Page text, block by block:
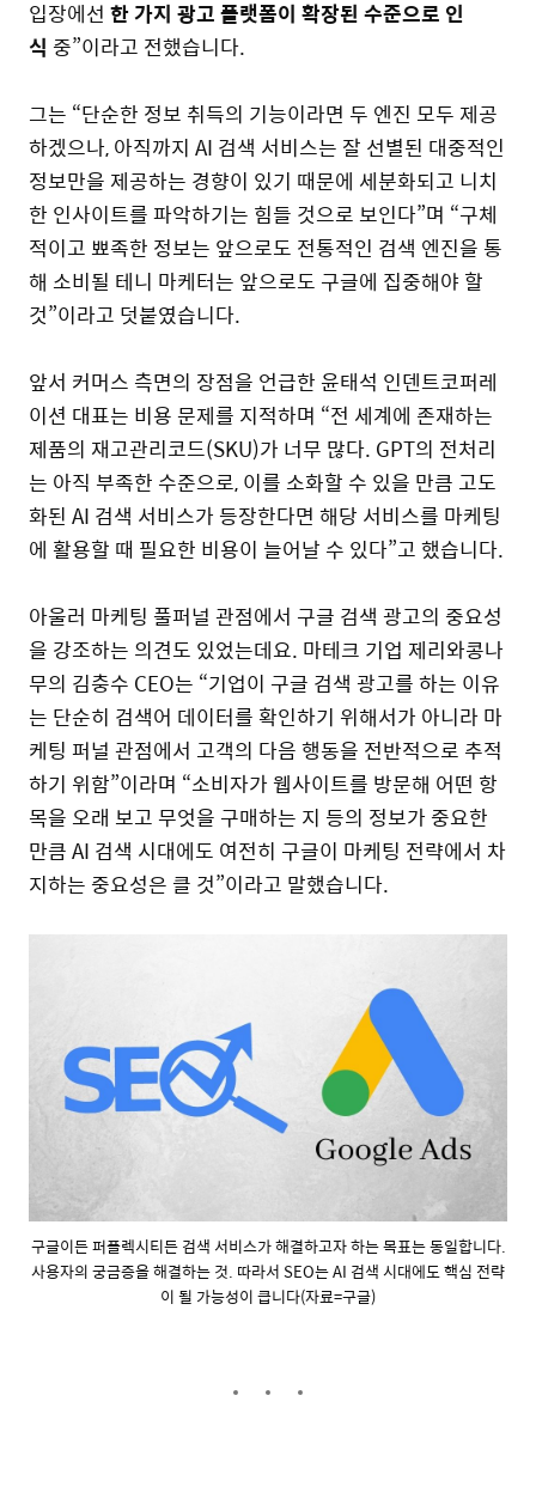
입장에선 한 가지 광고 플랫폼이 확장된 수준으로 인
식 중”이라고 전했습니다.
그는 “단순한 정보 취득의 기능이라면 두 엔진 모두 제공
하겠으나, 아직까지 AI 검색 서비스는 잘 선별된 대중적인
정보만을 제공하는 경향이 있기 때문에 세분화되고 니치
한 인사이트를 파악하기는 힘들 것으로 보인다”며 “구체
적이고 뾰족한 정보는 앞으로도 전통적인 검색 엔진을 통
해 소비될 테니 마케터는 앞으로도 구글에 집중해야 할
것”이라고 덧붙였습니다.
앞서 커머스 측면의 장점을 언급한 윤태석 인덴트코퍼레
이션 대표는 비용 문제를 지적하며 “전 세계에 존재하는
제품의 재고관리코드(SKU)가 너무 많다. GPT의 전처리
는 아직 부족한 수준으로, 이를 소화할 수 있을 만큼 고도
화된 AI 검색 서비스가 등장한다면 해당 서비스를 마케팅
에 활용할 때 필요한 비용이 늘어날 수 있다”고 했습니다.
아울러 마케팅 풀퍼널 관점에서 구글 검색 광고의 중요성
을 강조하는 의견도 있었는데요. 마테크 기업 제리와콩나
무의 김충수 CEO는 “기업이 구글 검색 광고를 하는 이유
는 단순히 검색어 데이터를 확인하기 위해서가 아니라 마
케팅 퍼널 관점에서 고객의 다음 행동을 전반적으로 추적
하기 위함”이라며 “소비자가 웹사이트를 방문해 어떤 항
목을 오래 보고 무엇을 구매하는 지 등의 정보가 중요한
만큼 AI 검색 시대에도 여전히 구글이 마케팅 전략에서 차
지하는 중요성은 클 것”이라고 말했습니다.
구글이든 퍼플렉시티든 검색 서비스가 해결하고자 하는 목표는 동일합니다.
사용자의 궁금증을 해결하는 것. 따라서 SEO는 AI 검색 시대에도 핵심 전략
이 될 가능성이 큽니다(자료=구글)